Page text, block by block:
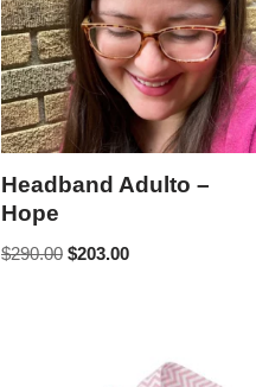
Headband Adulto –
Hope
$290.00 $203.00